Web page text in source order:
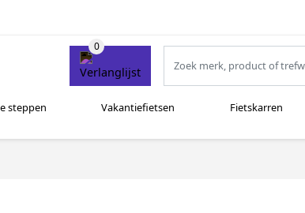
steppen Vakantiefietsen Fietskarren